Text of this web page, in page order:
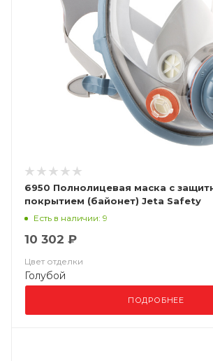
6950 Полнолицевая маска с
покрытием (байонет) Jeta Safety
Есть в наличии: 9
10 302 ₽
Цвет отделки
Голубой
ПОДРОБНЕЕ